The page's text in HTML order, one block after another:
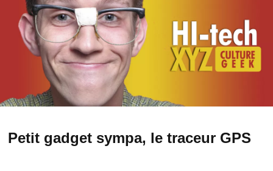
Petit gadget sympa, le traceur GPS